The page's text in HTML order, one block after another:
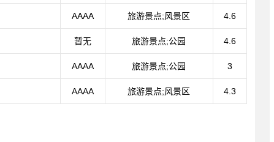
AAAA 旅游景点;风景区 4.6
暂无 旅游景点;公园 4.6
AAAA 旅游景点;公园 3
AAAA 旅游景点;风景区 4.3